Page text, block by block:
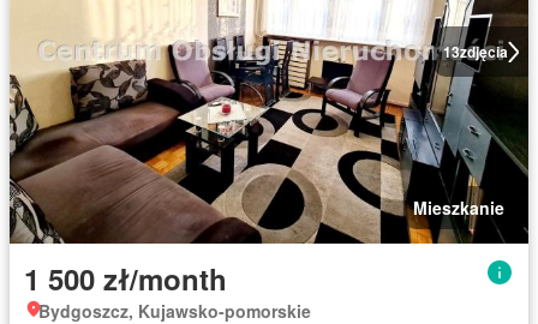
13zdjęcia
Mieszkanie
1 500 zł/month
Bydgoszcz, Kujawsko-pomorskie